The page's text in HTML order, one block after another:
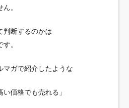
。
判断するのかは
。
マガで紹介したような
い価格でも売れる」